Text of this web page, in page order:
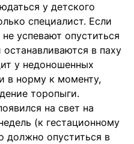
у детского
специалист. Если
успевают опуститься
в паху
у недоношенных
в норму к моменту,
торопыги.
на свет на
(к гестационному
должно опуститься в